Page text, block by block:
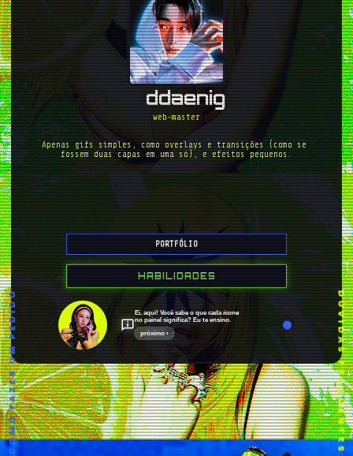
ddaenig
web-master
Apenas gifs simples, como overlays e transições (como se
fossem duas capas em uma só), e efeitos pequenos.
PORTFÓLIO
HABILIDADES
Ei, aqui! Você sabe o que cadaícone
no painel significa? Eu te ensino.
próximo ›
karam riveager aestuantic
anaharae arshanji aussi
baekart cerebrodogeto
chamelyon chanyouchan chilIkill
dilunari gguxietk holophernes DÚVIDAS FREQUENTES
COMO FAZER UM PEDIDO